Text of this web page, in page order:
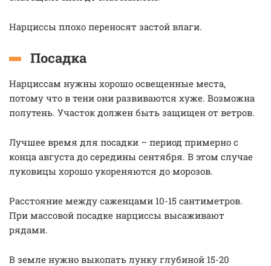
Нарциссы плохо переносят застой влаги.
Посадка
Нарциссам нужны хорошо освещенные места,
потому что в тени они развиваются хуже. Возможна
полутень. Участок должен быть защищен от ветров.
Лучшее время для посадки – период примерно с
конца августа до середины сентября. В этом случае
луковицы хорошо укореняются до морозов.
Расстояние между саженцами 10-15 сантиметров.
При массовой посадке нарциссы высаживают
рядами.
В земле нужно выкопать лунку глубиной 15-20